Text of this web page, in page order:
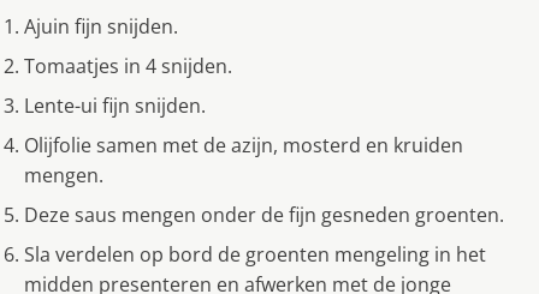
Ajuin fijn snijden.
Tomaatjes in 4 snijden.
Lente-ui fijn snijden.
Olijfolie samen met de azijn, mosterd en kruiden
mengen.
Deze saus mengen onder de fijn gesneden groenten.
Sla verdelen op bord de groenten mengeling in het
midden presenteren en afwerken met de jonge